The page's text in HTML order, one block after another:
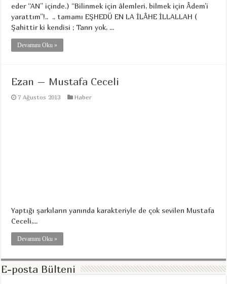
eder “AN” içinde.) “Bilinmek için âlemleri, bilmek için Âdem’i
yarattım”!.. .. tamamı EŞHEDÜ EN LA İLÂHE İLLALLAH (
Şahittir ki kendisi ; Tanrı yok, ...
Devamını Oku »
Ezan – Mustafa Ceceli
7 Ağustos 2013 Haber
Yaptığı şarkıların yanında karakteriyle de çok sevilen Mustafa
Ceceli,...
Devamını Oku »
E-posta Bülteni